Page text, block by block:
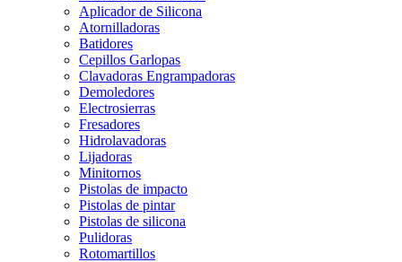
Aplicador de Silicona
Atornilladoras
Batidores
Cepillos Garlopas
Clavadoras Engrampadoras
Demoledores
Electrosierras
Fresadores
Hidrolavadoras
Lijadoras
Minitornos
Pistolas de impacto
Pistolas de pintar
Pistolas de silicona
Pulidoras
Rotomartillos